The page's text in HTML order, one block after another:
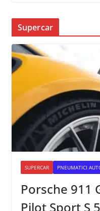
Supercar
SUPERCAR PNEUMATICI
Porsche 911
Pilot Sport S